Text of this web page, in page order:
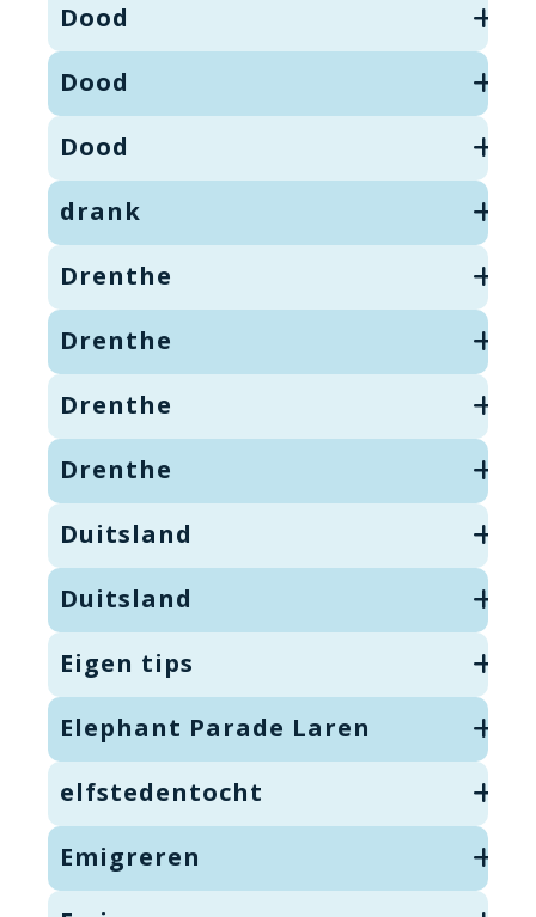
Dood
Dood
Dood
drank
Drenthe
Drenthe
Drenthe
Drenthe
Duitsland
Duitsland
Eigen tips
Elephant Parade Laren
elfstedentocht
Emigreren